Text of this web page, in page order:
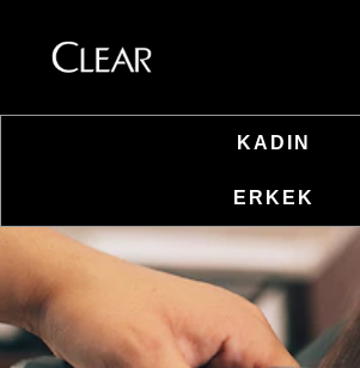
KADIN
ERKEK